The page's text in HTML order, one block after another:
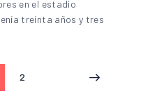
en el estadio
treinta años y tres
2>